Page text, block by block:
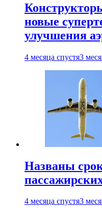
новые
улучшения
4 месяца спустя3
Названы
4 месяца спустя3